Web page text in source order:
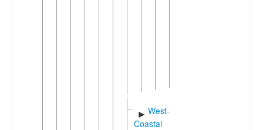
► West-
Coastal